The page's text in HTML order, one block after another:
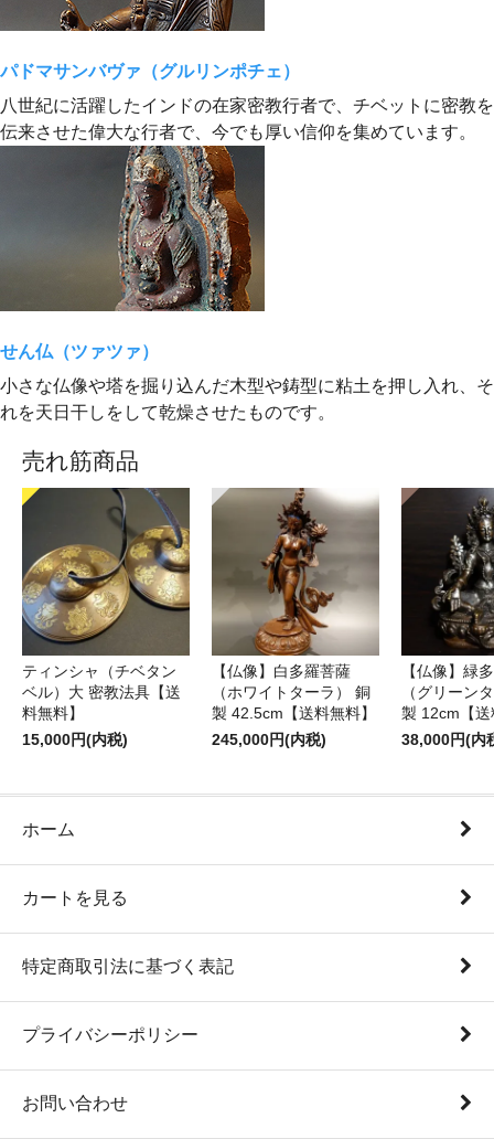
パドマサンバヴァ（グルリンポチェ）
八世紀に活躍したインドの在家密教行者で、チベットに密教を
伝来させた偉大な行者で、今でも厚い信仰を集めています。
せん仏（ツァツァ）
小さな仏像や塔を掘り込んだ木型や鋳型に粘土を押し入れ、そ
れを天日干しをして乾燥させたものです。
売れ筋商品
ティンシャ（チベタン
ベル）大 密教法具【送
料無料】
15,000円(内税)
【仏像】白多羅菩薩
（ホワイトターラ） 銅
製 42.5cm【送料無料】
245,000円(内税)
【仏像】緑
（グリーン
製 12cm【
38,000円(内
ホーム
カートを見る
特定商取引法に基づく表記
プライバシーポリシー
お問い合わせ